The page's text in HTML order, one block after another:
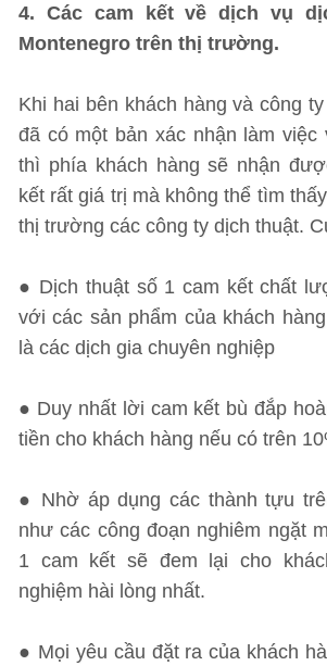
4. Các cam kết về dịch vụ
Montenegro trên thị trường.
Khi hai bên khách hàng và công
đã có một bản xác nhận làm
thì phía khách hàng sẽ nhận
kết rất giá trị mà không thể tìm
thị trường các công ty dịch thuật.
● Dịch thuật số 1 cam kết chất
với các sản phẩm của khách
là các dịch gia chuyên nghiệp
● Duy nhất lời cam kết bù đắp
tiền cho khách hàng nếu có trên
● Nhờ áp dụng các thành tựu
như các công đoạn nghiêm ngặt
1 cam kết sẽ đem lại cho
nghiệm hài lòng nhất.
● Mọi yêu cầu đặt ra của khách